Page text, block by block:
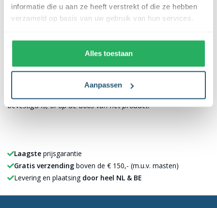
informatie die u aan ze heeft verstrekt of die ze hebben
verzameld op basis van uw gebruik van hun services.
Alles toestaan
Aanpassen
mast en kan bij de meeste bodemtypes gebruikt worden. Is je
typenummers: XS001282, XS001283, XS001284, XS001285
bevestigd is, of op de doos van het product.
Laagste prijsgarantie
Gratis verzending boven de € 150,- (m.u.v. masten)
Levering en plaatsing door heel NL & BE